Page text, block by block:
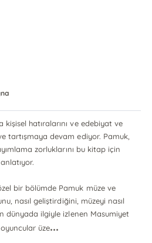
hatıralarını ve edebiyat ve
tartışmaya devam ediyor. Pamuk,
zorluklarını bu kitap için
bir bölümde Pamuk müze ve
nasıl geliştirdiğini, müzeyi nasıl
dünyada ilgiyle izlenen Masumiyet
üze...